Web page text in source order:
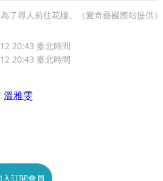
了尋人前往花樓。（愛奇藝國際站提供）
20:43 臺北時間
20:43 臺北時間
溫雅雯
入訂閱會員